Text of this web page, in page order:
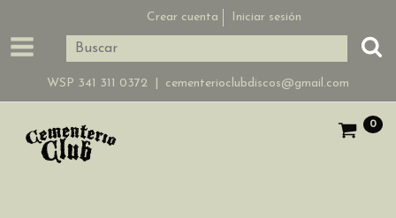
Crear cuenta Iniciar sesión
WSP 341 311 0372 | cementerioclubdiscos@gmail.com
0